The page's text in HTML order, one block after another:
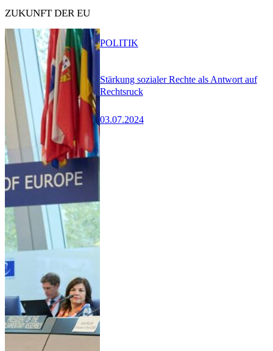
ZUKUNFT DER EU
Stärkung sozialer Rechte als Antwort auf
Rechtsruck
03.07.2024
POLITIK